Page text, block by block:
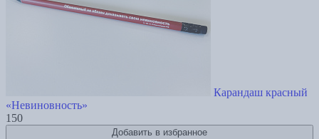
Карандаш красный
«Невиновность»
150
Добавить в избранное